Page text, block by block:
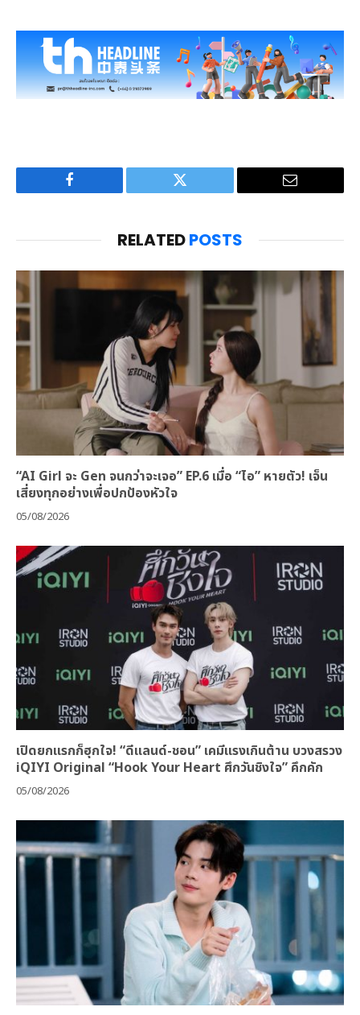
Facebook Twitter Email
RELATEDPOSTS
“AI Girl จะ Gen จนกว่าจะเจอ” EP.6 เมื่อ “ไอ” หายตัว! เจ็น
เสี่ยงทุกอย่างเพื่อปกป้องหัวใจ
05/08/2026
เปิดยกแรกก็ฮุกใจ! “ดีแลนด์-ชอน” เคมีแรงเกินต้าน บวงสรวง
iQIYI Original “Hook Your Heart ศึกวันชิงใจ” คึกคัก
05/08/2026